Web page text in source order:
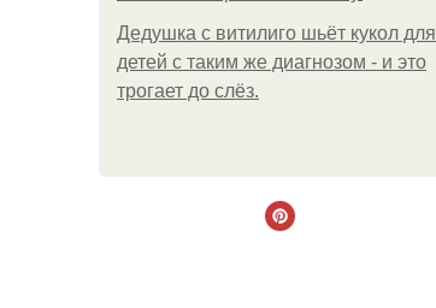
Дедушка с витилиго шьёт кукол для
детей с таким же диагнозом - и это
трогает до слёз.